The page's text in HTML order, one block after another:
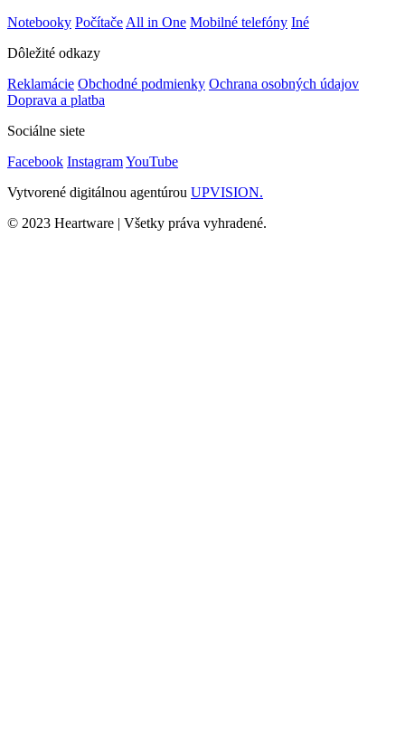
Notebooky Počítače All in One Mobilné telefóny Iné
Dôležité odkazy
Reklamácie Obchodné podmienky Ochrana osobných údajov
Doprava a platba
Sociálne siete
Facebook InstagramYouTube
Vytvorené digitálnou agentúrou UPVISION.
© 2023 Heartware | Všetky práva vyhradené.